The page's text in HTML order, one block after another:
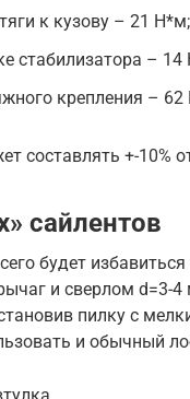
к кузову – 21 Н*м;
стабилизатора –
крепления –
составлять +-10%
сайлентов
будет
и сверлом d=3-
пилку с
и обычный